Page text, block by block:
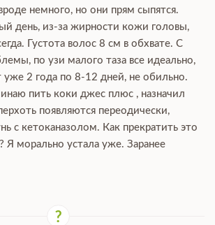
немного, но они прям сыпятся.
день, из-за жирности кожи головы,
Густота волос 8 см в обхвате. С
по узи малого таза все идеально,
уже 2 года по 8-12 дней, не обильно.
пить коки джес плюс , назначил
появляются переодически,
с кетоканазолом. Как прекратить это
Я морально устала уже. Заранее